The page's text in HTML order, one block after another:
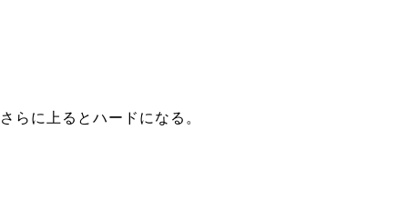
さらに上るとハードになる。